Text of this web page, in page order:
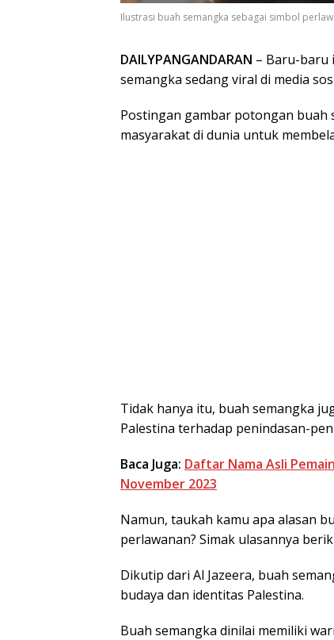
Ilustrasi buah semangka sebagai simbol
DAILYPANGANDARAN – Baru-baru
semangka sedang viral di media
Postingan gambar potongan
masyarakat di dunia untuk
Tidak hanya itu, buah semangka
Palestina terhadap penindasan-
Baca Juga: Daftar Nama Asli
November 2023
Namun, taukah kamu apa alasan
perlawanan? Simak ulasannya
Dikutip dari Al Jazeera, buah
budaya dan identitas Palestina.
Buah semangka dinilai memiliki